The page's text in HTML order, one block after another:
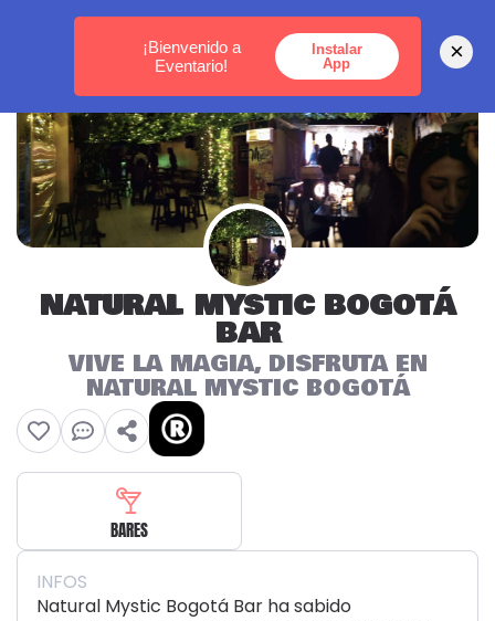
MEDELLÍN - BOGOTÁ - CARTAGENA
NATURAL MYSTIC BOGOTÁ
BAR
VIVE LA MAGIA, DISFRUTA EN
NATURAL MYSTIC BOGOTÁ
BARES
INFOS
Natural Mystic Bogotá Bar ha sabido
¡Bienvenido a
Eventario!
Instalar
App
×